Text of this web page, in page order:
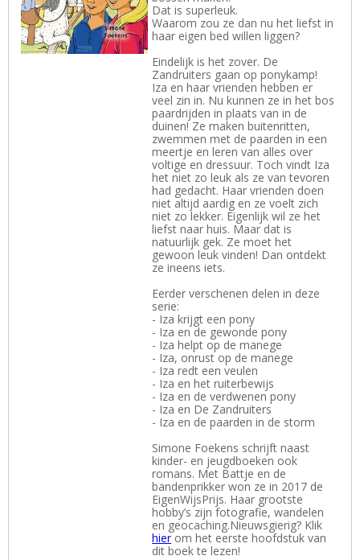
Dat is superleuk.
Waarom zou ze dan nu het liefst in
haar eigen bed willen liggen?
Eindelijk is het zover. De
Zandruiters gaan op ponykamp!
Iza en haar vrienden hebben er
veel zin in. Nu kunnen ze in het bos
paardrijden in plaats van in de
duinen! Ze maken buitenritten,
zwemmen met de paarden in een
meertje en leren van alles over
voltige en dressuur. Toch vindt Iza
het niet zo leuk als ze van tevoren
had gedacht. Haar vrienden doen
niet altijd aardig en ze voelt zich
niet zo lekker. Eigenlijk wil ze het
liefst naar huis. Maar dat is
natuurlijk gek. Ze moet het
gewoon leuk vinden! Dan ontdekt
ze ineens iets.
Eerder verschenen delen in deze
serie:
- Iza krijgt een pony
- Iza en de gewonde pony
- Iza helpt op de manege
- Iza, onrust op de manege
- Iza redt een veulen
- Iza en het ruiterbewijs
- Iza en de verdwenen pony
- Iza en De Zandruiters
- Iza en de paarden in de storm
Simone Foekens schrijft naast
kinder- en jeugdboeken ook
romans. Met Battje en de
bandenprikker won ze in 2017 de
EigenWijsPrijs. Haar grootste
hobby’s zijn fotografie, wandelen
en geocaching.Nieuwsgierig? Klik
hierom het eerste hoofdstuk van
dit boek te lezen!